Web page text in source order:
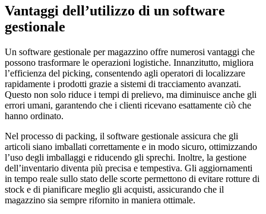
Vantaggi dell’utilizzo di un software
gestionale
Un software gestionale per magazzino offre numerosi vantaggi che
possono trasformare le operazioni logistiche. Innanzitutto, migliora
l’efficienza del picking, consentendo agli operatori di localizzare
rapidamente i prodotti grazie a sistemi di tracciamento avanzati.
Questo non solo riduce i tempi di prelievo, ma diminuisce anche gli
errori umani, garantendo che i clienti ricevano esattamente ciò che
hanno ordinato.
Nel processo di packing, il software gestionale assicura che gli
articoli siano imballati correttamente e in modo sicuro, ottimizzando
l’uso degli imballaggi e riducendo gli sprechi. Inoltre, la gestione
dell’inventario diventa più precisa e tempestiva. Gli aggiornamenti
in tempo reale sullo stato delle scorte permettono di evitare rotture di
stock e di pianificare meglio gli acquisti, assicurando che il
magazzino sia sempre rifornito in maniera ottimale.